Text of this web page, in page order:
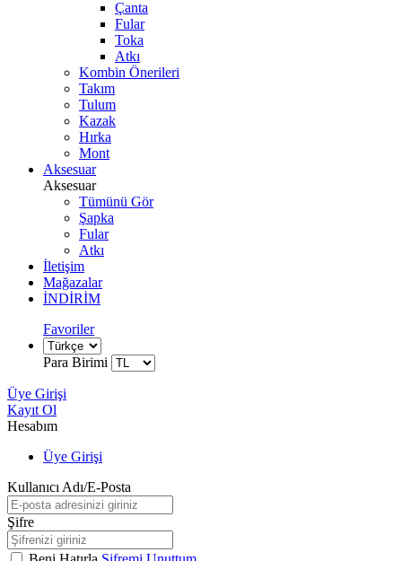
Çanta
Fular
Toka
Atkı
Kombin Önerileri
Takım
Tulum
Kazak
Hırka
Mont
Aksesuar
Aksesuar
Tümünü Gör
Şapka
Fular
Atkı
İletişim
Mağazalar
İNDİRİM
Favoriler
Para Birimi
Üye Girişi
Kayıt Ol
Hesabım
Üye Girişi
Kullanıcı Adı/E-Posta
Şifre